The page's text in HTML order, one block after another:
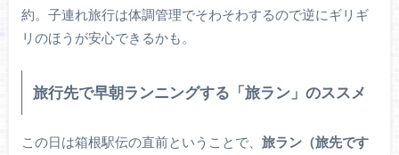
約。子連れ旅行は体調管理でそわそわするので逆にギリギ
リのほうが安心できるかも。
旅行先で早朝ランニングする「旅ラン」のススメ
この日は箱根駅伝の直前ということで、 旅ラン（旅先です